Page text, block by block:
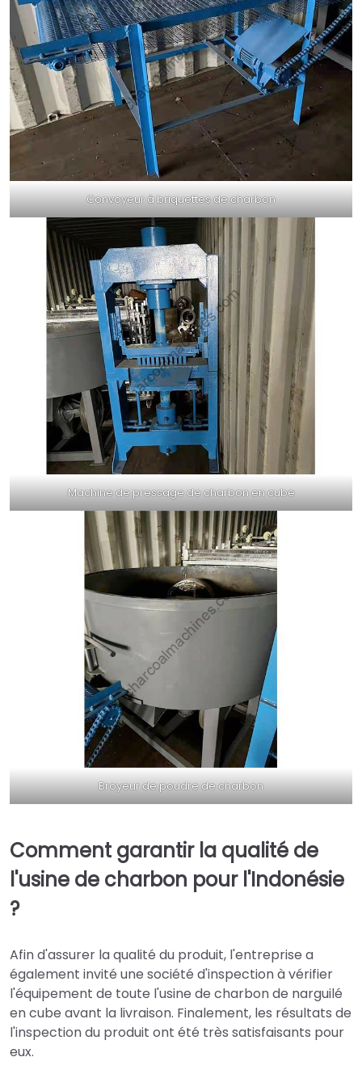
Convoyeur à briquettes de charbon
Machine de pressage de charbon en cube
Broyeur de poudre de charbon
Comment garantir la qualité de
l'usine de charbon pour l'Indonésie
?
Afin d'assurer la qualité du produit, l'entreprise a
également invité une société d'inspection à vérifier
l'équipement de toute l'usine de charbon de narguilé
en cube avant la livraison. Finalement, les résultats de
l'inspection du produit ont été très satisfaisants pour
eux.